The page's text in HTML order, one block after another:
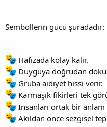
Sembollerin gücü şuradadır:
Hafızada kolay kalır.
Duyguya doğrudan
Gruba aidiyet hissi verir.
Karmaşık fikirleri tek
İnsanları ortak bir anlam
Akıldan önce sezgisel